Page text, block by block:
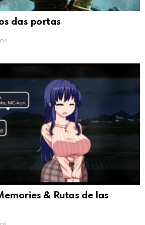
das portas
& Rutas de las